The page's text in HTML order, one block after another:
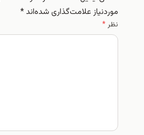
موردنیاز علامت‌گذاری شده‌اند*
نظر*